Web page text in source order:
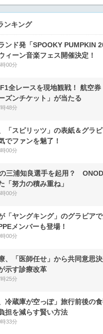
ンキング
ンド発「SPOOKY PUMPKIN
ィーン音楽フェス開催決定！
00分
全レースを現地観戦！ 航空券
ズンチケット」が当たる
48分
「スピリッツ」の表紙＆グラ
でファンを魅了！
00分
三浦知良選手を起用？
「努力の積み重ね」
00分
「ヤングキング」のグラビアで
メンバーも登場！
00分
、「医師任せ」から共同意思
示す診療改革
25分
冷蔵庫が空っぽ」旅行前後の
担を減らす賢い方法
33分